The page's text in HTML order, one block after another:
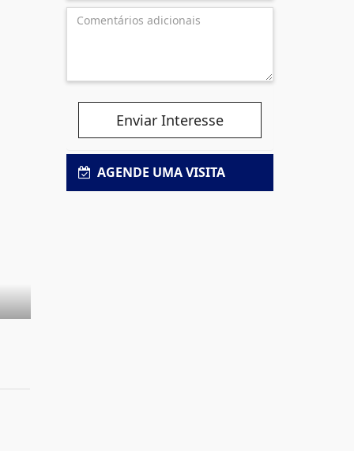
Enviar Interesse
AGENDE UMA VISITA